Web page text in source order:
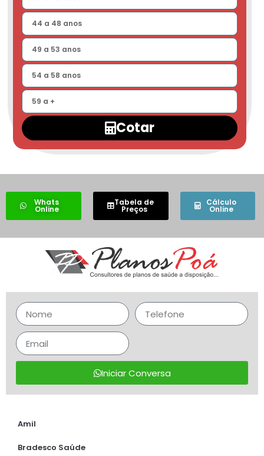
Cotar
Whats
Online
Tabela de
Preços
Cálculo
Online
Iniciar Conversa
Amil
Bradesco Saúde